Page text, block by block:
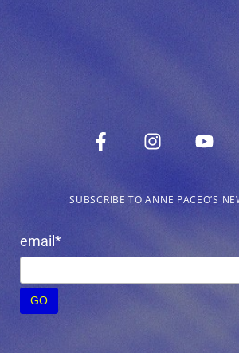
SUBSCRIBE TO ANNE PACEO’S
email*